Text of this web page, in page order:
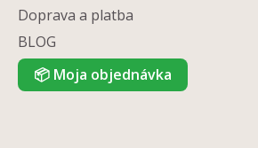
Doprava a platba
BLOG
📦 Moja objednávka